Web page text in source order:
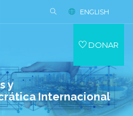
y
Internacional
ENGLISH
DONAR